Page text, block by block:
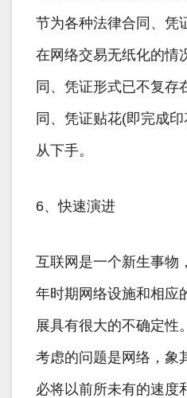
节为各种法律合同、凭
在网络交易无纸化的情
同、凭证形式已不复存
同、凭证贴花(即完成
从下手。
6、快速演进
互联网是一个新生事物
年时期网络设施和相应
展具有很大的不确定性
考虑的问题是网络，象
必将以前所未有的速度